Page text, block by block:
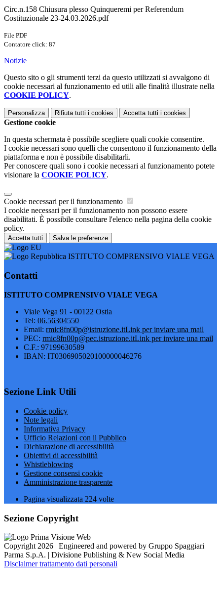
Circ.n.158 Chiusura plesso Quinqueremi per Referendum
Costituzionale 23-24.03.2026.pdf
File PDF
Contatore click: 87
Notizie
Questo sito o gli strumenti terzi da questo utilizzati si avvalgono di
cookie necessari al funzionamento ed utili alle finalità illustrate nella
COOKIE POLICY.
Personalizza Rifiuta tutti i cookies Accetta tutti i cookies
Gestione cookie
In questa schermata è possibile scegliere quali cookie consentire.
I cookie necessari sono quelli che consentono il funzionamento della
piattaforma e non è possibile disabilitarli.
Per conoscere quali sono i cookie necessari al funzionamento potete
visionare la COOKIE POLICY.
Cookie necessari per il funzionamento
I cookie necessari per il funzionamento non possono essere
disabilitati. È possibile consultare l'elenco nella pagina della cookie
policy.
Accetta tutti Salva le preferenze
ISTITUTO COMPRENSIVO VIALE VEGA
Contatti
ISTITUTO COMPRENSIVO VIALE VEGA
Viale Vega 91 - 00122 Ostia
Tel: 06.56304550
Email: rmic8fn00p@istruzione.itLink per inviare una mail
PEC: rmic8fn00p@pec.istruzione.itLink per inviare una mail
C.F.: 97199630589
IBAN: IT0306905020100000046276
Sezione Link Utili
Cookie policy
Note legali
Informativa Privacy
Ufficio Relazioni con il Pubblico
Dichiarazione di accessibilità
Obiettivi di accessibilità
Whistleblowing
Gestione consensi cookie
Amministrazione trasparente
Pagina visualizzata 224 volte
Sezione Copyright
Copyright 2026 | Engineered and powered by Gruppo Spaggiari
Parma S.p.A. | Divisione Publishing & New Social Media
Disclaimer trattamento dati personali